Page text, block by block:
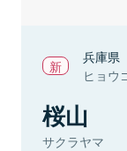
兵庫県
ヒョウ
桜山
サクラヤマ